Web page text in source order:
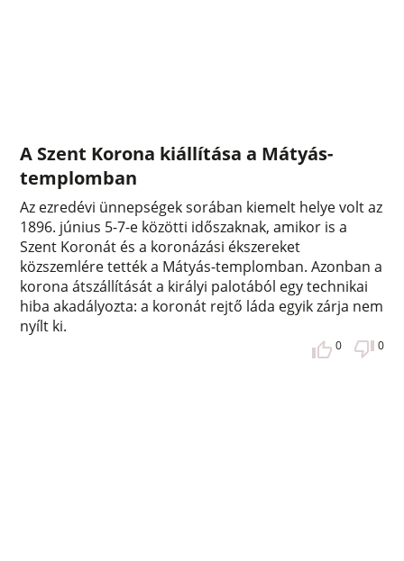
A Szent Korona kiállítása a Mátyás-
templomban
Az ezredévi ünnepségek sorában kiemelt helye volt az
1896. június 5-7-e közötti időszaknak, amikor is a
Szent Koronát és a koronázási ékszereket
közszemlére tették a Mátyás-templomban. Azonban a
korona átszállítását a királyi palotából egy technikai
hiba akadályozta: a koronát rejtő láda egyik zárja nem
nyílt ki.
0 0